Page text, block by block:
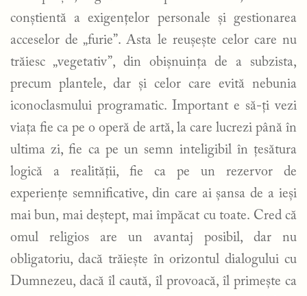
conștientă a exigențelor personale și gestionarea
acceselor de „furie”. Asta le reușește celor care nu
trăiesc „vegetativ”, din obișnuința de a subzista,
precum plantele, dar și celor care evită nebunia
iconoclasmului programatic. Important e să-ți vezi
viața fie ca pe o operă de artă, la care lucrezi până în
ultima zi, fie ca pe un semn inteligibil în țesătura
logică a realității, fie ca pe un rezervor de
experiențe semnificative, din care ai șansa de a ieși
mai bun, mai deștept, mai împăcat cu toate. Cred că
omul religios are un avantaj posibil, dar nu
obligatoriu, dacă trăiește în orizontul dialogului cu
Dumnezeu, dacă îl caută, îl provoacă, îl primește ca